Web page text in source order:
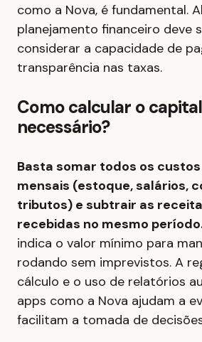
como a Nova, é fundamental.
planejamento financeiro deve
considerar a capacidade de
transparência nas taxas.
Como calcular o
necessário?
Basta somar todos os
mensais (estoque, salários,
tributos) e subtrair as
recebidas no mesmo
indica o valor mínimo para
rodando sem imprevistos. A
cálculo e o uso de relatórios
apps como a Nova ajudam a
facilitam a tomada de